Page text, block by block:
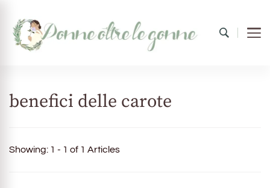
benefici delle carote
Showing: 1 - 1 of 1 Articles